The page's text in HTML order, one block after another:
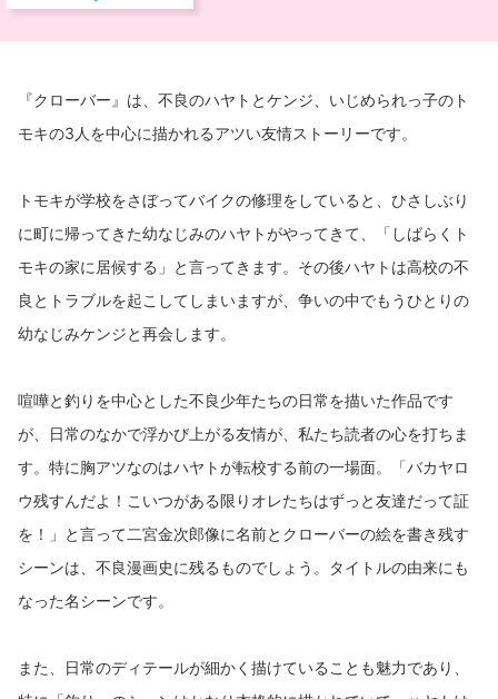
『クローバー』は、不良のハヤトとケンジ、いじめられっ子のト
モキの3人を中心に描かれるアツい友情ストーリーです。
トモキが学校をさぼってバイクの修理をしていると、ひさしぶり
に町に帰ってきた幼なじみのハヤトがやってきて、「しばらくト
モキの家に居候する」と言ってきます。その後ハヤトは高校の不
良とトラブルを起こしてしまいますが、争いの中でもうひとりの
幼なじみケンジと再会します。
喧嘩と釣りを中心とした不良少年たちの日常を描いた作品です
が、日常のなかで浮かび上がる友情が、私たち読者の心を打ちま
す。特に胸アツなのはハヤトが転校する前の一場面。「バカヤロ
ウ残すんだよ！こいつがある限りオレたちはずっと友達だって証
を！」と言って二宮金次郎像に名前とクローバーの絵を書き残す
シーンは、不良漫画史に残るものでしょう。タイトルの由来にも
なった名シーンです。
また、日常のディテールが細かく描けていることも魅力であり、